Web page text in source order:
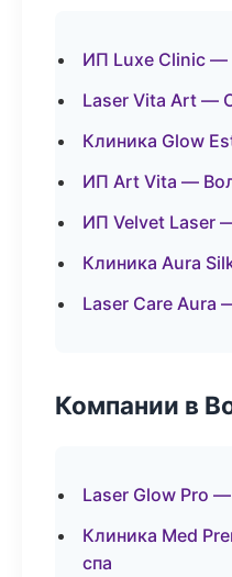
ИП Luxe Clinic —
Laser Vita Art —
Клиника Glow
ИП Art Vita —
ИП Velvet Laser
Клиника Aura
Laser Care Aura
Компании в
Laser Glow Pro
Клиника Med
спа